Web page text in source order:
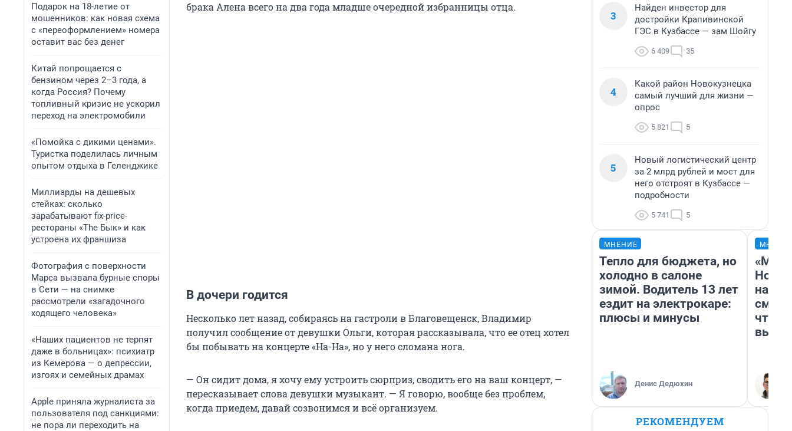
Подарок на 18-летие от
мошенников: как новая схема
с «переоформлением» номера
оставит вас без денег
Китай попрощается с
бензином через 2–3 года, а
когда Россия? Почему
топливный кризис не ускорил
переход на электромобили
«Помойка с дикими ценами».
Туристка поделилась личным
опытом отдыха в Геленджике
Миллиарды на дешевых
стейках: сколько
зарабатывают fix-price-
рестораны «The Бык» и как
устроена их франшиза
Фотография с поверхности
Марса вызвала бурные споры
в Сети — на снимке
рассмотрели «загадочного
ходящего человека»
«Наших пациентов не терпят
даже в больницах»: психиатр
из Кемерова — о депрессии,
изгоях и семейных драмах
Apple приняла журналиста за
пользователя под санкциями:
не пора ли переходить на
брака Алена всего на два года младше очередной избранницы отца.
В дочери годится
Несколько лет назад, собираясь на гастроли в Благовещенск, Владимир
получил сообщение от девушки Ольги, которая рассказывала, что ее отец хотел
бы побывать на концерте «На-На», но у него сломана нога.
— Он сидит дома, я хочу ему устроить сюрприз, сводить его на ваш концерт, —
пересказывает слова девушки музыкант. — Я говорю, вообще без проблем,
когда приедем, давай созвонимся и всё организуем.
3
Найден инвестор для
достройки Крапивинской
ГЭС в Кузбассе — зам Шойгу
6 409 35
4
Какой район Новокузнецка
самый лучший для жизни —
опрос
5 821 5
5
Новый логистический центр
за 2 млрд рублей и мост для
него отстроят в Кузбассе —
подробности
5 741 5
МНЕНИЕ
Тепло для бюджета, но
холодно в салоне
зимой. Водитель 13 лет
ездит на электрокаре:
плюсы и минусы
Денис Дедюхин
«Мы
РЕКОМЕНДУЕМ